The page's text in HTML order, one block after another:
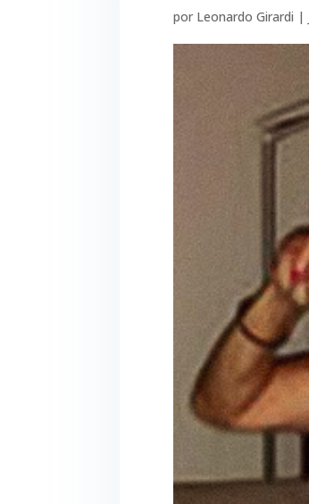
por Leonardo Girardi |